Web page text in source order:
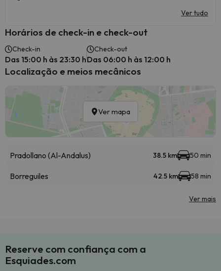
Ver tudo
Horários de check-in e check-out
Check-in
Das 15:00 h às 23:30 h
Check-out
Das 06:00 h às 12:00 h
Localização e meios mecânicos
Ver mapa
Pradollano (Al-Andalus) 38.5 km 50 min
Borreguiles 42.5 km 58 min
Ver mais
Reserve com confiança com a
Esquiades.com